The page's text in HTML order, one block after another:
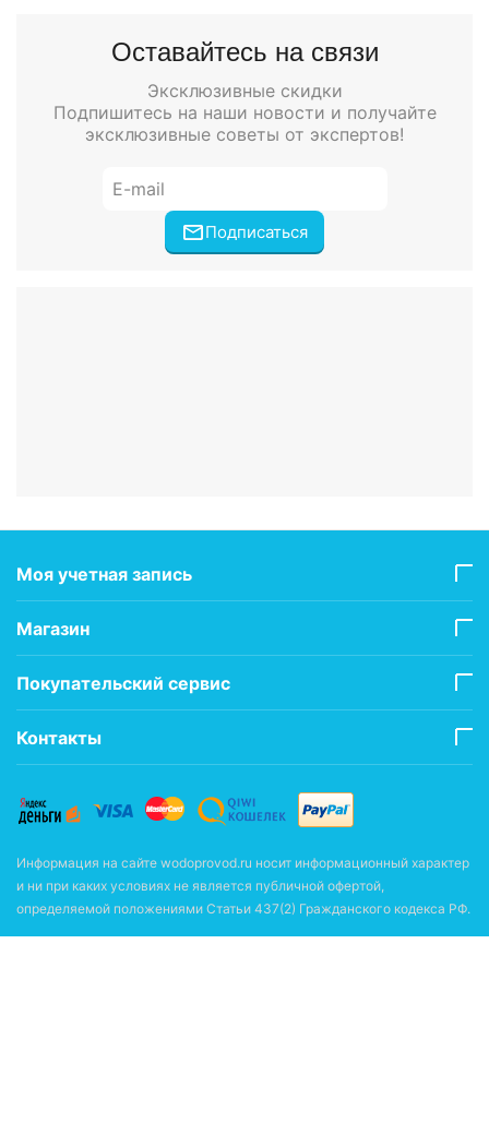
Оставайтесь на связи
Эксклюзивные скидки
Подпишитесь на наши новости и получайте
эксклюзивные советы от экспертов!
Подписаться
Моя учетная запись
Магазин
Покупательский сервис
Контакты
Информация на сайте wodoprovod.ru носит информационный характер
и ни при каких условиях не является публичной офертой,
определяемой положениями Статьи 437(2) Гражданского кодекса РФ.